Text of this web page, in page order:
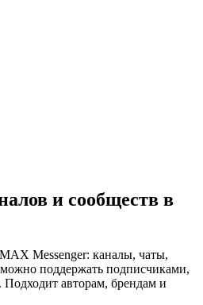
и сообществ в
Messenger: каналы, чаты,
поддержать подписчиками,
авторам, брендам и